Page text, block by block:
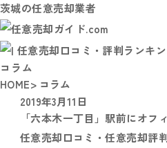
茨城の任意売却業者
コラム
HOME> コラム
2019年3月11日
「六本木一丁目」駅前にオフ
任意売却口コミ・任意売却評